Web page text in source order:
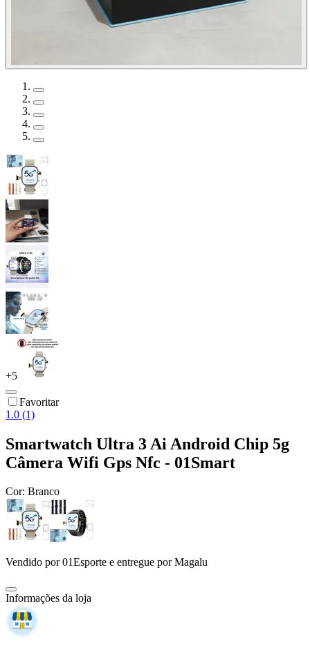
+5
Favoritar
1.0 (1)
Smartwatch Ultra 3 Ai Android Chip 5g
Câmera Wifi Gps Nfc - 01Smart
Cor: Branco
Vendido por01Esporte e entregue por Magalu
Informações da loja